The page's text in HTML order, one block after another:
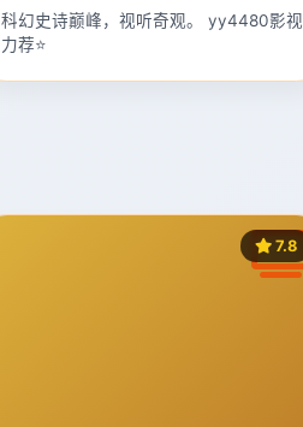
科幻史诗巅峰，视听奇观。 yy4480影视
力荐⭐
7.8